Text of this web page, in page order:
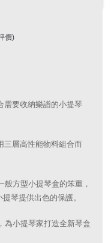
價)
需要收納樂譜的小提琴
三層高性能物料組合而
方型小提琴盒的笨重，
琴提供出色的保護。
為小提琴家打造全新琴盒